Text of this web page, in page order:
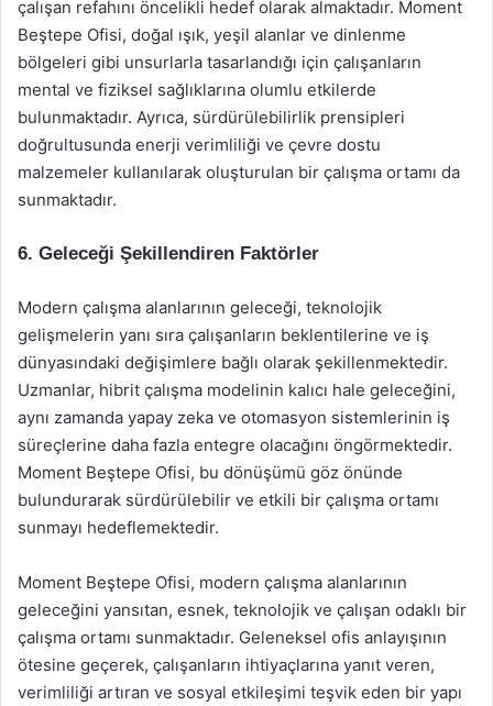
çalışan refahını öncelikli hedef olarak almaktadır. Moment
Beştepe Ofisi, doğal ışık, yeşil alanlar ve dinlenme
bölgeleri gibi unsurlarla tasarlandığı için çalışanların
mental ve fiziksel sağlıklarına olumlu etkilerde
bulunmaktadır. Ayrıca, sürdürülebilirlik prensipleri
doğrultusunda enerji verimliliği ve çevre dostu
malzemeler kullanılarak oluşturulan bir çalışma ortamı da
sunmaktadır.
6. Geleceği Şekillendiren Faktörler
Modern çalışma alanlarının geleceği, teknolojik
gelişmelerin yanı sıra çalışanların beklentilerine ve iş
dünyasındaki değişimlere bağlı olarak şekillenmektedir.
Uzmanlar, hibrit çalışma modelinin kalıcı hale geleceğini,
aynı zamanda yapay zeka ve otomasyon sistemlerinin iş
süreçlerine daha fazla entegre olacağını öngörmektedir.
Moment Beştepe Ofisi, bu dönüşümü göz önünde
bulundurarak sürdürülebilir ve etkili bir çalışma ortamı
sunmayı hedeflemektedir.
Moment Beştepe Ofisi, modern çalışma alanlarının
geleceğini yansıtan, esnek, teknolojik ve çalışan odaklı bir
çalışma ortamı sunmaktadır. Geleneksel ofis anlayışının
ötesine geçerek, çalışanların ihtiyaçlarına yanıt veren,
verimliliği artıran ve sosyal etkileşimi teşvik eden bir yapı